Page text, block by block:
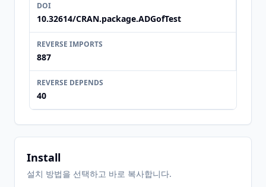
DOI
10.32614/CRAN.package.ADGofTest
REVERSE IMPORTS
887
REVERSE DEPENDS
40
Install
설치 방법을 선택하고 바로 복사합니다.